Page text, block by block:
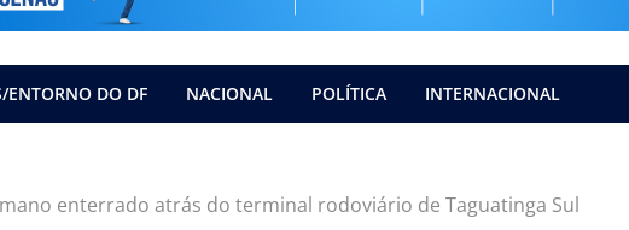
ENTORNO DO DF NACIONAL POLÍTICA INTERNACIONAL
enterrado atrás do terminal rodoviário de Taguatinga Sul